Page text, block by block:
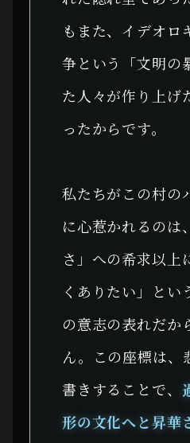
もまた、イデオロ
争という「文明の
た人々が作り上げ
ったからです。
私たちがこの村の
に心惹かれるのは
さ」への希求以上
くありたい」とい
の意志の表れだか
ん。この座標は、
書きすることで、
形の文化へと昇華